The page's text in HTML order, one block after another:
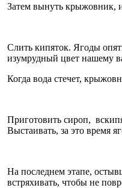
Затем вынуть крыжовник,
Слить кипяток. Ягоды
изумрудный цвет нашему
Когда вода стечет,
Приготовить сироп,
Выстаивать, за это время
На последнем этапе,
встряхивать, чтобы не